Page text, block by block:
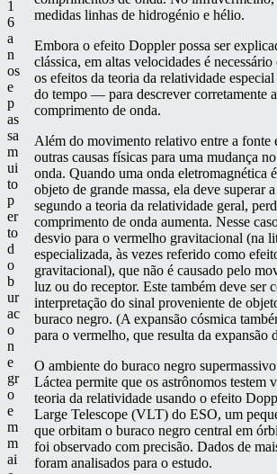
1
6
a
n
os
e
p
as
sa
m
ui
to
p
er
to
d
o
b
ur
ac
o
n
e
gr
o
e
m
m
ai
medidas linhas de hidrogénio e hélio.
Embora o efeito Doppler possa ser
clássica, em altas velocidades é
os efeitos da teoria da relatividade
do tempo — para descrever corretamente
comprimento de onda.
Além do movimento relativo entre a fonte
outras causas físicas para uma mudança
onda. Quando uma onda eletromagnética
objeto de grande massa, ela deve superar
segundo a teoria da relatividade geral,
comprimento de onda aumenta. Nesse
desvio para o vermelho gravitacional (na
especializada, às vezes referido como
gravitacional), que não é causado pelo
luz ou do receptor. Este também deve ser
interpretação do sinal proveniente de
buraco negro. (A expansão cósmica
para o vermelho, que resulta da expansão
O ambiente do buraco negro
Láctea permite que os astrônomos testem
teoria da relatividade usando o efeito
Large Telescope (VLT) do ESO, um
que orbitam o buraco negro central em
foi observado com precisão. Dados de
foram analisados para o estudo.